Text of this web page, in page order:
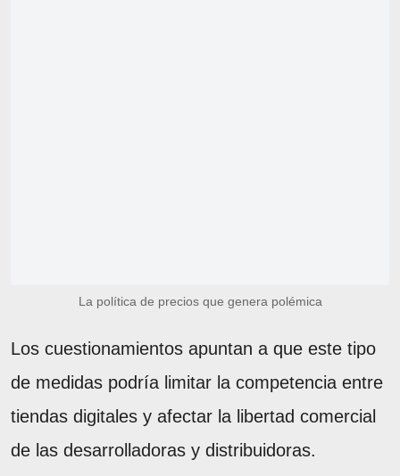
La política de precios que genera polémica
Los cuestionamientos apuntan a que este tipo
de medidas podría limitar la competencia entre
tiendas digitales y afectar la libertad comercial
de las desarrolladoras y distribuidoras.